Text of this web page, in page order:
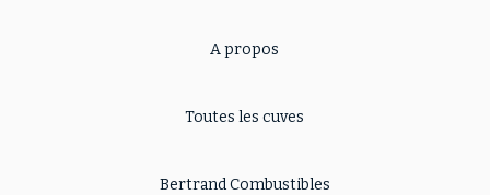
A propos
Toutes les cuves
Bertrand Combustibles